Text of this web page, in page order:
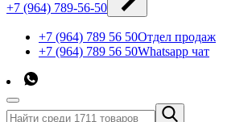
+7 (964) 789-56-50
+7 (964) 789 56 50Отдел продаж
+7 (964) 789 56 50Whatsapp чат